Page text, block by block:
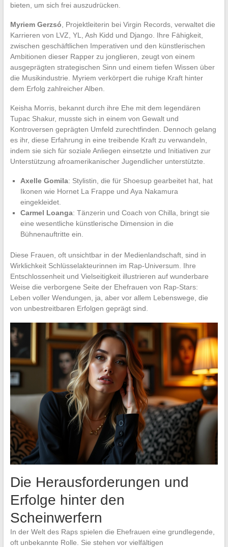
bieten, um sich frei auszudrücken.
Myriem Gerzsó , Projektleiterin bei Virgin Records, verwaltet die
Karrieren von LVZ, YL, Ash Kidd und Django. Ihre Fähigkeit,
zwischen geschäftlichen Imperativen und den künstlerischen
Ambitionen dieser Rapper zu jonglieren, zeugt von einem
ausgeprägten strategischen Sinn und einem tiefen Wissen über
die Musikindustrie. Myriem verkörpert die ruhige Kraft hinter
dem Erfolg zahlreicher Alben.
Keisha Morris, bekannt durch ihre Ehe mit dem legendären
Tupac Shakur, musste sich in einem von Gewalt und
Kontroversen geprägten Umfeld zurechtfinden. Dennoch gelang
es ihr, diese Erfahrung in eine treibende Kraft zu verwandeln,
indem sie sich für soziale Anliegen einsetzte und Initiativen zur
Unterstützung afroamerikanischer Jugendlicher unterstützte.
Axelle Gomila: Stylistin, die für Shoesup gearbeitet hat, hat
Ikonen wie Hornet La Frappe und Aya Nakamura
eingekleidet.
Carmel Loanga: Tänzerin und Coach von Chilla, bringt sie
eine wesentliche künstlerische Dimension in die
Bühnenauftritte ein.
Diese Frauen, oft unsichtbar in der Medienlandschaft, sind in
Wirklichkeit Schlüsselakteurinnen im Rap-Universum. Ihre
Entschlossenheit und Vielseitigkeit illustrieren auf wunderbare
Weise die verborgene Seite der Ehefrauen von Rap-Stars:
Leben voller Wendungen, ja, aber vor allem Lebenswege, die
von unbestreitbaren Erfolgen geprägt sind.
Die Herausforderungen und
Erfolge hinter den
Scheinwerfern
In der Welt des Raps spielen die Ehefrauen eine grundlegende,
oft unbekannte Rolle. Sie stehen vor vielfältigen